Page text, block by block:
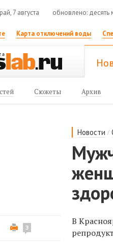
7 августа обновлено: десять
Карта отключений воды
Сюжеты Архив
Новости /
3
В